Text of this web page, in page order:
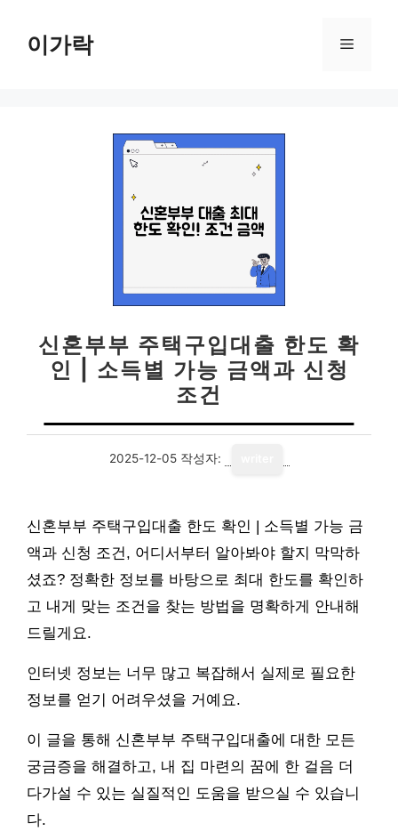
이가락 메
신혼부부 주택구입대출 한도 확
인 | 소득별 가능 금액과 신청
조건
2025-12-05 작성자:
신혼부부 주택구입대출 한도 확인 | 소득별 가능 금
액과 신청 조건, 어디서부터 알아봐야 할지 막막하
셨죠? 정확한 정보를 바탕으로 최대 한도를 확인하
고 내게 맞는 조건을 찾는 방법을 명확하게 안내해
드릴게요.
인터넷 정보는 너무 많고 복잡해서 실제로 필요한
정보를 얻기 어려우셨을 거예요.
이 글을 통해 신혼부부 주택구입대출에 대한 모든
궁금증을 해결하고, 내 집 마련의 꿈에 한 걸음 더
다가설 수 있는 실질적인 도움을 받으실 수 있습니
다.